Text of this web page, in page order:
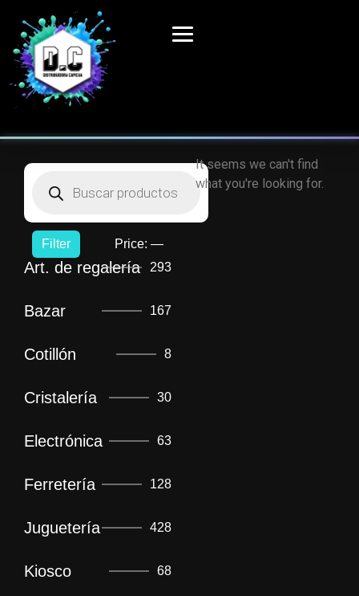
Filter Price: —
Art. de regalería 293
Bazar 167
Cotillón 8
Cristalería 30
Electrónica 63
Ferretería 128
Juguetería 428
Kiosco 68
It seems we can't find
what you're looking for.